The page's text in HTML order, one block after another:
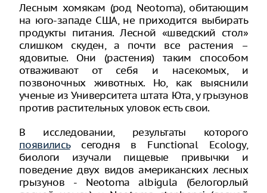
Лесным хомякам (род Neotoma), обитающим
на юго-западе США, не приходится выбирать
продукты питания. Лесной «шведский стол»
слишком скуден, а почти все растения –
ядовитые. Они (растения) таким способом
отваживают от себя и насекомых, и
позвоночных животных. Но, как выяснили
ученые из Университета штата Юта, у грызунов
против растительных уловок есть свои.
В исследовании, результаты которого
появилисьсегодня в Functional Ecology,
биологи изучали пищевые привычки и
поведение двух видов американских лесных
грызунов - Neotoma albigula (белогорлый